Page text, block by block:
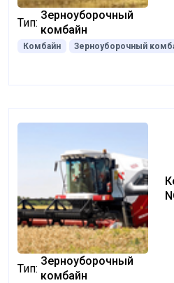
Тип:
Зерноуборочный
комбайн
Комбайн Зерноуборочный
Тип:
Зерноуборочный
комбайн